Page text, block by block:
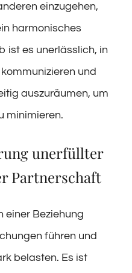
einzugehen,
harmonisches
ist es unerlässlich, in
und
auszuräumen, um
minimieren.
unerfüllter
Partnerschaft
einer Beziehung
führen und
belasten. Es ist